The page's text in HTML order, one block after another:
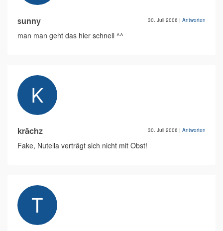
sunny 30. Juli 2006 | Antworten
man man geht das hier schnell ^^
krächz 30. Juli 2006 | Antworten
Fake, Nutella verträgt sich nicht mit Obst!